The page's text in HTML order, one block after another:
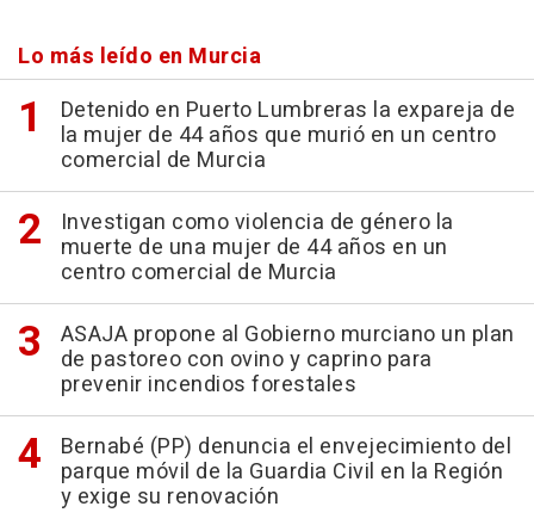
Lo más leído en Murcia
Detenido en Puerto Lumbreras la expareja de
la mujer de 44 años que murió en un centro
comercial de Murcia
Investigan como violencia de género la
muerte de una mujer de 44 años en un
centro comercial de Murcia
ASAJA propone al Gobierno murciano un plan
de pastoreo con ovino y caprino para
prevenir incendios forestales
Bernabé (PP) denuncia el envejecimiento del
parque móvil de la Guardia Civil en la Región
y exige su renovación